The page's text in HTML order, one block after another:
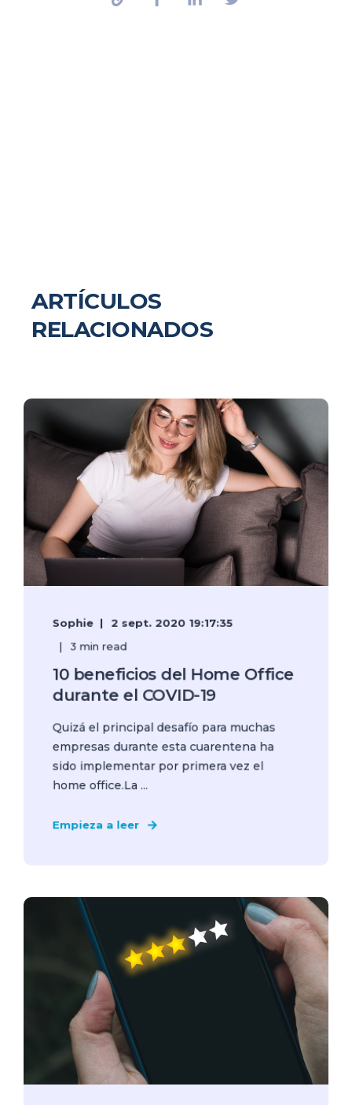
ARTÍCULOS
RELACIONADOS
Sophie
2 sept. 2020 19:17:35
3 min read
10 beneficios del Home Office
durante el COVID-19
Quizá el principal desafío para muchas
empresas durante esta cuarentena ha
sido implementar por primera vez el
home office.La ...
Empieza a leer